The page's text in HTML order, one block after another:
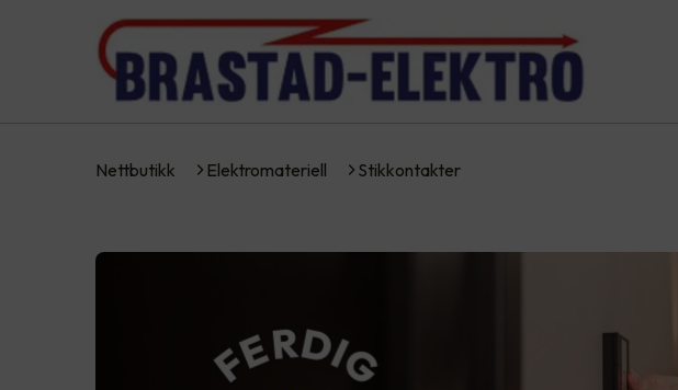
Nettbutikk Elektromateriell Stikkontakter